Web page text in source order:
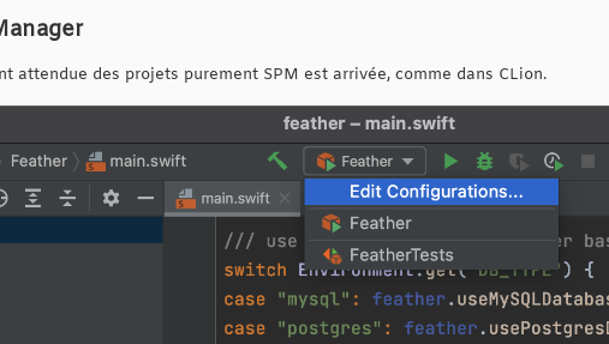
attendue des projets purement SPM est arrivée, comme dans CLion.